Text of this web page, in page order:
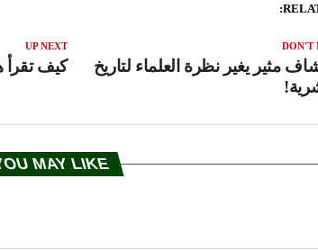
UP NEXT
كيف تقرأ
DON'T
مثير يغير نظرة العلماء لتاريخ
MAY LIKE